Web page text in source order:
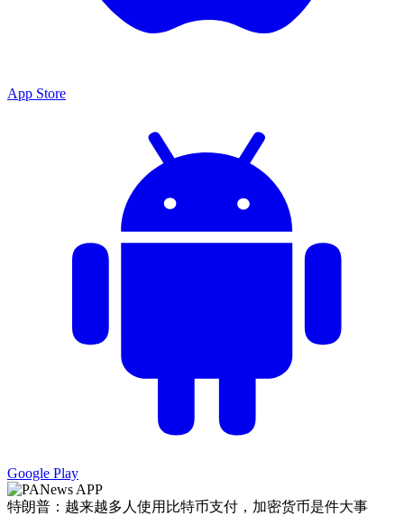
App Store
Google Play
特朗普：越来越多人使用比特币支付，加密货币是件大事